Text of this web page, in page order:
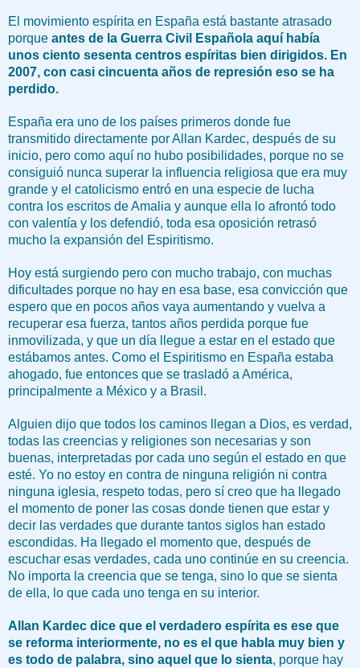
El movimiento espírita en España está bastante atrasado
porque antes de la Guerra Civil Española aquí había
unos ciento sesenta centros espíritas bien dirigidos. En
2007, con casi cincuenta años de represión eso se ha
perdido.
España era uno de los países primeros donde fue
transmitido directamente por Allan Kardec, después de su
inicio, pero como aquí no hubo posibilidades, porque no se
consiguió nunca superar la influencia religiosa que era muy
grande y el catolicismo entró en una especie de lucha
contra los escritos de Amalia y aunque ella lo afrontó todo
con valentía y los defendió, toda esa oposición retrasó
mucho la expansión del Espiritismo.
Hoy está surgiendo pero con mucho trabajo, con muchas
dificultades porque no hay en esa base, esa convicción que
espero que en pocos años vaya aumentando y vuelva a
recuperar esa fuerza, tantos años perdida porque fue
inmovilizada, y que un día llegue a estar en el estado que
estábamos antes. Como el Espiritismo en España estaba
ahogado, fue entonces que se trasladó a América,
principalmente a México y a Brasil.
Alguien dijo que todos los caminos llegan a Dios, es verdad,
todas las creencias y religiones son necesarias y son
buenas, interpretadas por cada uno según el estado en que
esté. Yo no estoy en contra de ninguna religión ni contra
ninguna iglesia, respeto todas, pero sí creo que ha llegado
el momento de poner las cosas donde tienen que estar y
decir las verdades que durante tantos siglos han estado
escondidas. Ha llegado el momento que, después de
escuchar esas verdades, cada uno continúe en su creencia.
No importa la creencia que se tenga, sino lo que se sienta
de ella, lo que cada uno tenga en su interior.
Allan Kardec dice que el verdadero espírita es ese que
se reforma interiormente, no es el que habla muy bien y
es todo de palabra, sino aquel que lo sienta, porque hay